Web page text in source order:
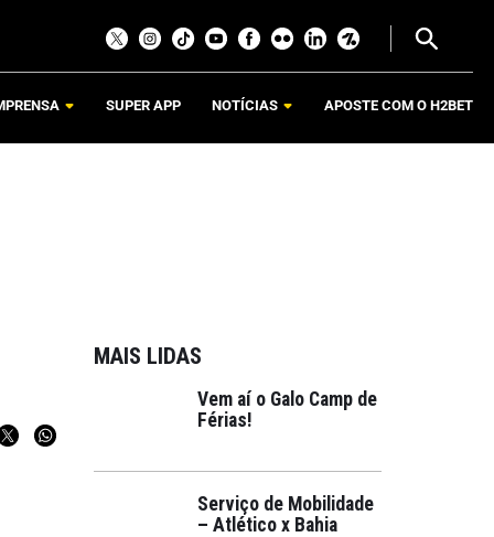
SUPER APP NOTÍCIAS APOSTE COM O H2BET
MAIS LIDAS
Vem aí o Galo Camp de
Férias!
Serviço de Mobilidade
– Atlético x Bahia